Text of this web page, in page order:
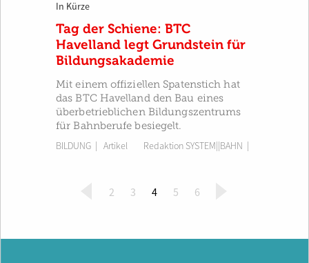
In Kürze
Tag der Schiene: BTC
Havelland legt Grundstein für
Bildungsakademie
Mit einem offiziellen Spatenstich hat
das BTC Havelland den Bau eines
überbetrieblichen Bildungszentrums
für Bahnberufe besiegelt.
BILDUNG | Artikel Redaktion SYSTEM||BAHN
2 3 4(
r
5 6